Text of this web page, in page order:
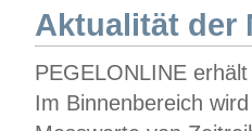
Aktualität der
PEGELONLINE
Im Binnenbereich